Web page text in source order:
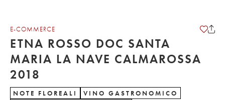
E-COMMERCE
ETNA ROSSO DOC SANTA
MARIA LA NAVE CALMAROSSA
2018
NOTE FLOREALI
VINO GASTRONOMICO